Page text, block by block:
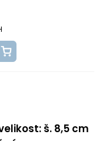
š. 8,5 cm